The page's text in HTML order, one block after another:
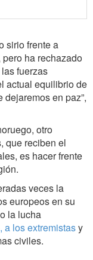
sirio frente a
ha rechazado
fuerzas
actual equilibrio de
en paz”,
otro
que reciben el
es hacer frente
veces la
europeos en su
la lucha
a los extremistasy
civiles.